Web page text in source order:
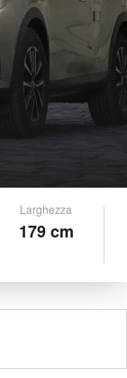
Larghezza
179 cm